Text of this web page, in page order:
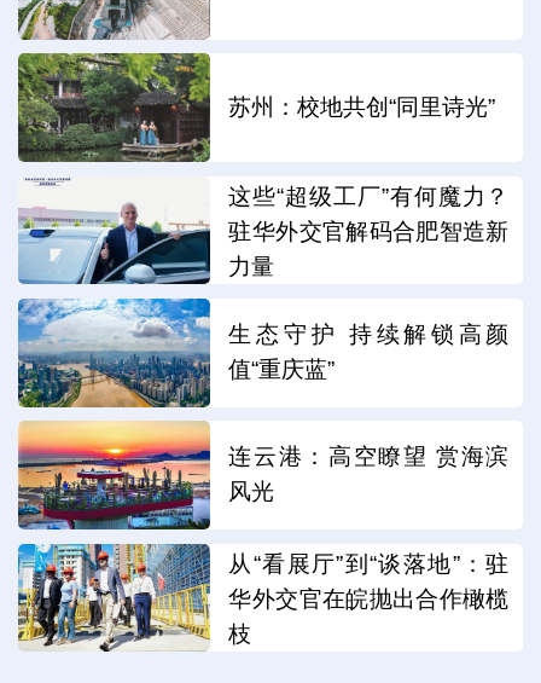
苏州：校地共创“同里诗光”
这些“超级工厂”有何魔力？
驻华外交官解码合肥智造新
力量
生态守护 持续解锁高颜
值“重庆蓝”
连云港：高空瞭望 赏海滨
风光
从“看展厅”到“谈落地”：驻
华外交官在皖抛出合作橄榄
枝